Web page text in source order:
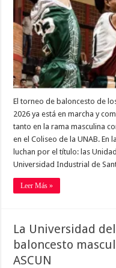
El torneo de baloncesto de
2026 ya está en marcha y
tanto en la rama masculina
en el Coliseo de la UNAB. En
luchan por el título: las
Universidad Industrial de
Leer Más »
La Universidad
baloncesto
ASCUN